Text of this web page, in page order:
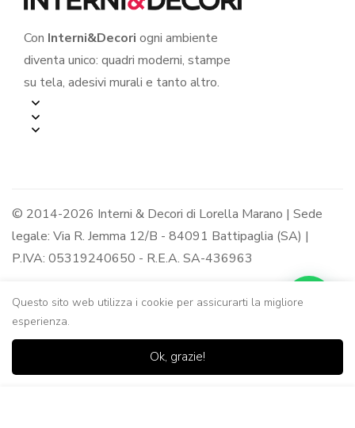
Con Interni&Decori ogni ambiente
diventa unico: quadri moderni, stampe
su tela, adesivi murali e tanto altro.
© 2014-2026 Interni & Decori di Lorella Marano | Sede
legale: Via R. Jemma 12/B - 84091 Battipaglia (SA) |
P.IVA: 05319240650 - R.E.A. SA-436963
Questo sito web utilizza i cookie per assicurarti la migliore
esperienza.
Ok, grazie!
Casa Negozio
0
Lista dei Carrello Ricerca